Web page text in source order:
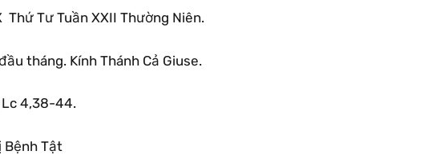
Thứ Tư Tuần XXII Thường Niên.
tháng. Kính Thánh Cả Giuse.
Lc 4,38-44.
Bệnh Tật